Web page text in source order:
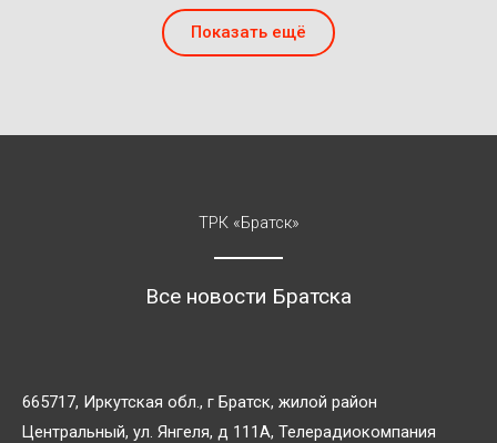
Показать ещё
ТРК «Братск»
Все новости Братска
665717, Иркутская обл., г Братск, жилой район
Центральный, ул. Янгеля, д 111А, Телерадиокомпания